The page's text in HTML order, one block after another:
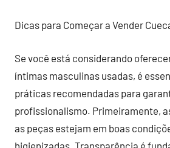
Dicas para Começar a Vender
Se você está considerando
íntimas masculinas usadas, é
práticas recomendadas para
profissionalismo. Primeiramente,
as peças estejam em boas
higienizadas. Transparência é